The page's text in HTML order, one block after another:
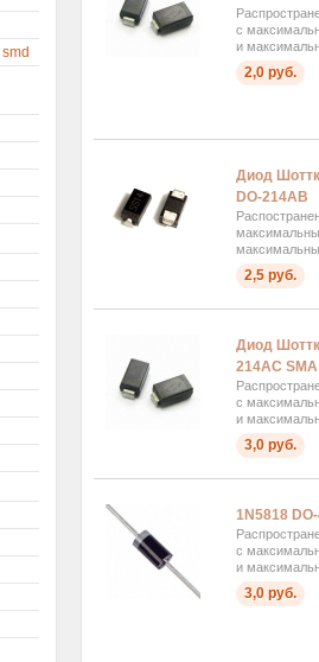
с
и
2,0 руб.
Диод
DO-214AB
2,5 руб.
Диод
214AC SMA
с
и
3,0 руб.
1N5818
с
и
3,0 руб.